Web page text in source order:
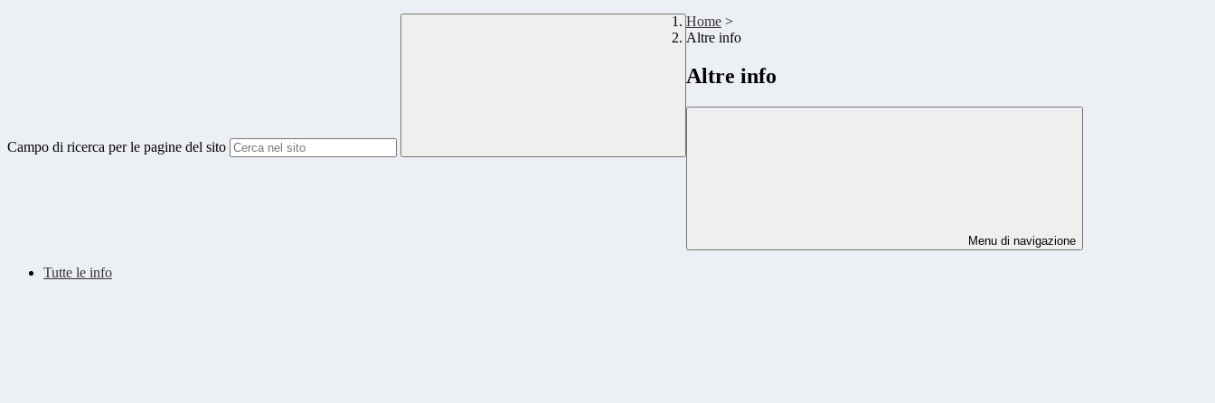
Campo di ricerca per le pagine del sito
Home >
Altre info
Altre info
Menu di navigazione
Tutte le info